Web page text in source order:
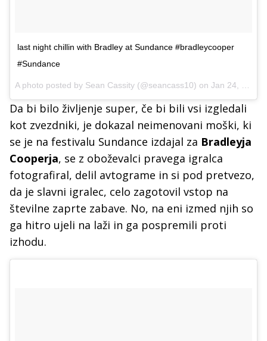
last night chillin with Bradley at Sundance #bradleycooper
#Sundance
A photo posted by Sean Cassity (@seancass10) on Jan 24, 2016 at 6:05am PST
Da bi bilo življenje super, če bi bili vsi izgledali
kot zvezdniki, je dokazal neimenovani moški, ki
se je na festivalu Sundance izdajal za Bradleyja
Cooperja, se z oboževalci pravega igralca
fotografiral, delil avtograme in si pod pretvezo,
da je slavni igralec, celo zagotovil vstop na
številne zaprte zabave. No, na eni izmed njih so
ga hitro ujeli na laži in ga pospremili proti
izhodu.